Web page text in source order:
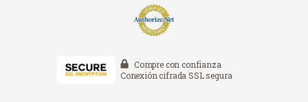
Compre con confianza
Conexión cifrada SSL segura